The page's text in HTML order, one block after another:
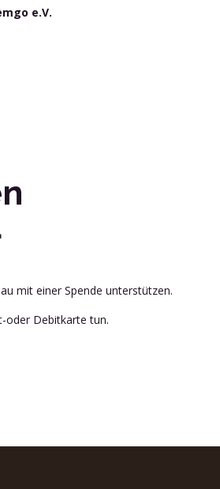
e.V.
mit einer Spende unterstützen.
oder Debitkarte tun.